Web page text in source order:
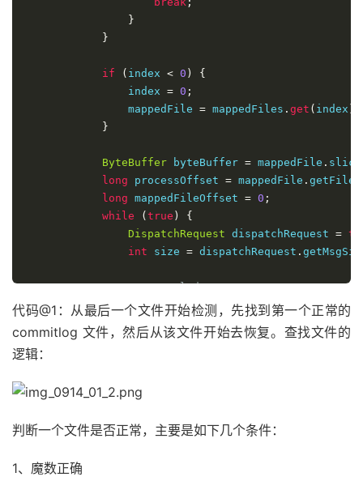
}
}
if ( index < 0 )
{
                index
= 0 ;
                mappedFile
= mappedFiles . get ( index
}
ByteBuffer byteBuffer = mappedFile .
long processOffset = mappedFile .
long mappedFileOffset = 0 ;
while
( true )
{
DispatchRequest dispatchRequest =
int size = dispatchRequest .
// Normal data
if (size > 0)
                    mappedFileOffset
size
} else {
代码@1：从最后一个文件开始检测，先找到第一个正常的
commitlog 文件，然后从该文件开始去恢复。查找文件的
逻辑：
判断一个文件是否正常，主要是如下几个条件：
1、魔数正确